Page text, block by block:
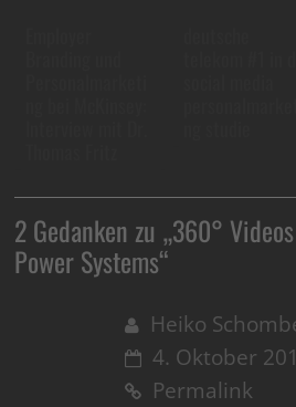
2 Gedanken zu „360°
Power Systems“
Heiko
4. Oktober
Permalink